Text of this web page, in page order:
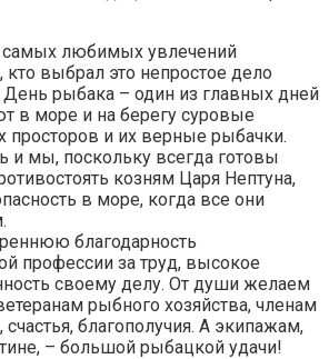
самых любимых увлечений
кто выбрал это непростое дело
рыбака – один из главных дней
в море и на берегу суровые
просторов и их верные рыбачки.
и мы, поскольку всегда готовы
козням Царя Нептуна,
в море, когда все они
благодарность
профессии за труд, высокое
своему делу. От души желаем
рыбного хозяйства, членам
благополучия. А экипажам,
– большой рыбацкой удачи!